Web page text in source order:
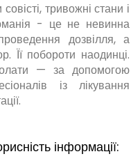
тривожні стани і
- це не невинна
дозвілля, а
Її побороти наодинці.
— за допомогою
із лікування
інформації: